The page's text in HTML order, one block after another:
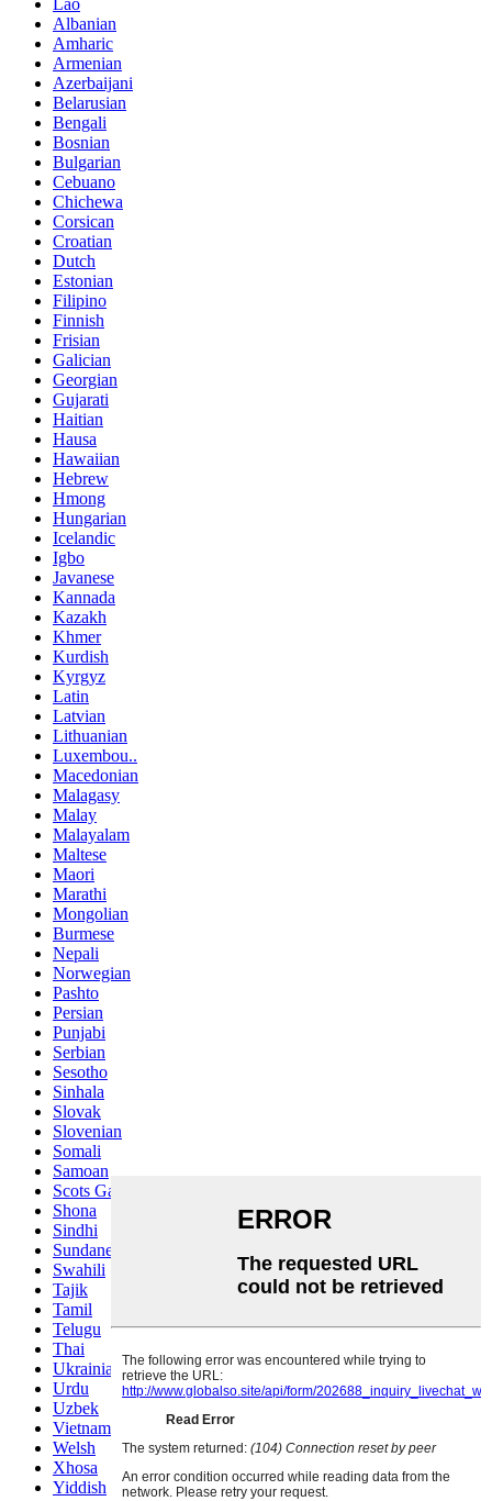
Albanian
Amharic
Armenian
Azerbaijani
Belarusian
Bengali
Bosnian
Bulgarian
Cebuano
Chichewa
Corsican
Croatian
Dutch
Estonian
Filipino
Finnish
Frisian
Galician
Georgian
Gujarati
Haitian
Hausa
Hawaiian
Hebrew
Hmong
Hungarian
Icelandic
Igbo
Javanese
Kannada
Kazakh
Khmer
Kurdish
Kyrgyz
Latin
Latvian
Lithuanian
Luxembou..
Macedonian
Malagasy
Malay
Malayalam
Maltese
Maori
Marathi
Mongolian
Burmese
Nepali
Norwegian
Pashto
Persian
Punjabi
Serbian
Sesotho
Sinhala
Slovak
Slovenian
Somali
Samoan
Scots Gaelic
Shona
Sindhi
Sundanese
Swahili
Tajik
Tamil
Telugu
Thai
Ukrainian
Urdu
Uzbek
Vietnamese
Welsh
Xhosa
Yiddish